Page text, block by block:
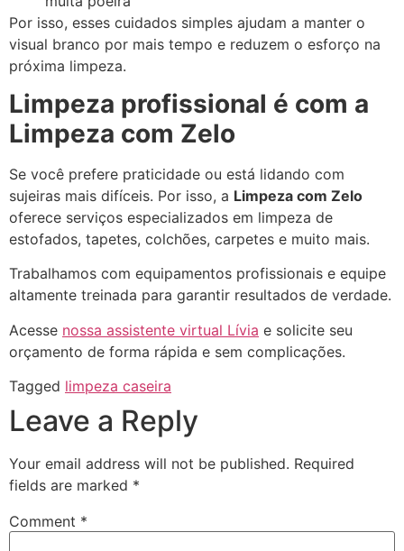
Por isso, esses cuidados simples ajudam a manter o
visual branco por mais tempo e reduzem o esforço na
próxima limpeza.
Limpeza profissional é com a
Limpeza com Zelo
Se você prefere praticidade ou está lidando com
sujeiras mais difíceis. Por isso, a Limpeza com Zelo
oferece serviços especializados em limpeza de
estofados, tapetes, colchões, carpetes e muito mais.
Trabalhamos com equipamentos profissionais e equipe
altamente treinada para garantir resultados de verdade.
Acesse nossa assistente virtual Lívia e solicite seu
orçamento de forma rápida e sem complicações.
Tagged limpeza caseira
Leave a Reply
Your email address will not be published. Required
fields are marked *
Comment *